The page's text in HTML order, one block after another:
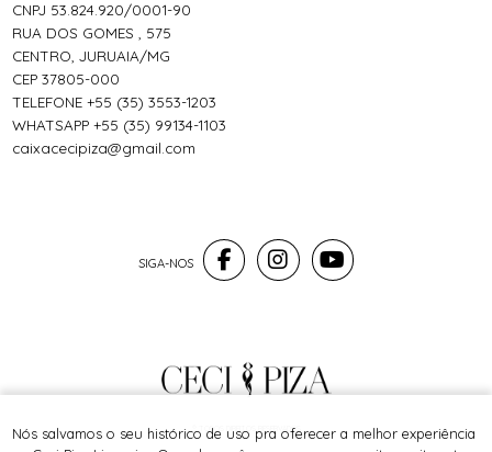
CNPJ 53.824.920/0001-90
RUA DOS GOMES , 575
CENTRO, JURUAIA/MG
CEP 37805-000
TELEFONE +55 (35) 3553-1203
WHATSAPP +55 (35) 99134-1103
caixacecipiza@gmail.com
® TODOS DIREITOS RESERVADOS
Nós salvamos o seu histórico de uso pra oferecer a melhor experiência